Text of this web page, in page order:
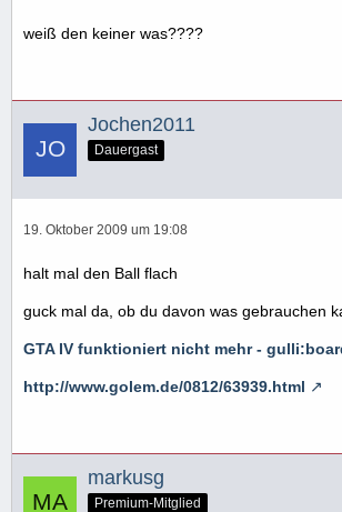
weiß den keiner was????
Jochen2011
Dauergast
19. Oktober 2009 um 19:08
halt mal den Ball flach
guck mal da, ob du davon was gebrauchen
GTA IV funktioniert nicht mehr -
http://www.golem.de/0812/63939.html
markusg
Premium-Mitglied